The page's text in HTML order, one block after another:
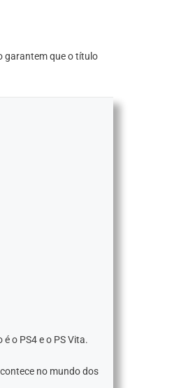
garantem que o título
o PS4 e o PS Vita.
no mundo dos